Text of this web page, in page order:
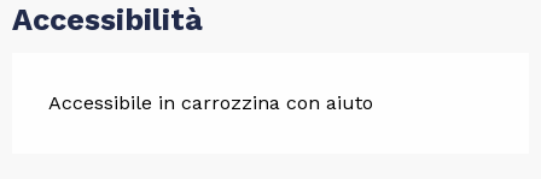
Accessibilità
Accessibile in carrozzina con aiuto